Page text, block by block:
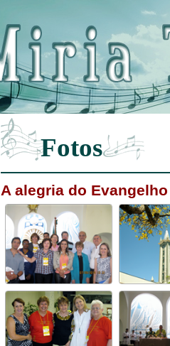
Fotos
A alegria do